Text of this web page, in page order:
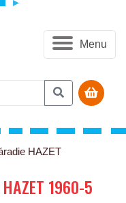
Menu
HAZET
1960-5
1960-5